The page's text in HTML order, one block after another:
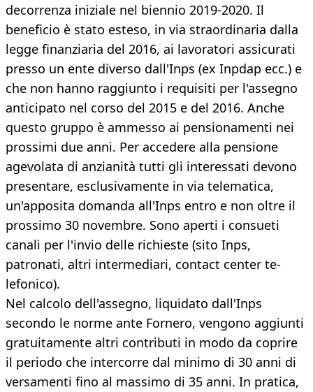
decorrenza iniziale nel biennio 2019-2020. Il
beneficio è stato esteso, in via straordinaria dalla
legge finanziaria del 2016, ai lavoratori assicurati
presso un ente diverso dall'Inps (ex Inpdap ecc.) e
che non hanno raggiunto i requisiti per l'assegno
anticipato nel corso del 2015 e del 2016. Anche
questo gruppo è ammesso ai pensionamenti nei
prossimi due anni. Per accedere alla pensione
agevolata di anzianità tutti gli interessati devono
presentare, esclusivamente in via telematica,
un'apposita domanda all'Inps entro e non oltre il
prossimo 30 novembre. Sono aperti i consueti
canali per l'invio delle richieste (sito Inps,
patronati, altri intermediari, contact center te-
lefonico).
Nel calcolo dell'assegno, liquidato dall'Inps
secondo le norme ante Fornero, vengono aggiunti
gratuitamente altri contributi in modo da coprire
il periodo che intercorre dal minimo di 30 anni di
versamenti fino al massimo di 35 anni. In pratica,